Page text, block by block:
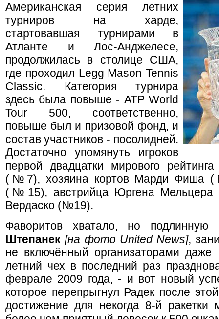
Американская серия летних
турниров на харде,
стартовавшая турнирами в
Атланте и Лос-Анджелесе,
продолжилась в столице США,
где проходил Legg Mason Tennis
Classic. Категория турнира
здесь была повыше - ATP World
Tour 500, соответственно,
повыше был и призовой фонд, и
состав участников - посолидней.
Достаточно упомянуть игроков
первой двадцатки мирового
(№7), хозяина кортов Марди Фиша
(№15), австрийца Юргена
Вердаско (№19).
Фаворитов хватало, но
Штепанек [на фото United News],
не включённый организаторами
летний чех в последний раз
феврале 2009 года, - и вот новый
которое перепрыгнул Радек после
достижение для некогда 8-й